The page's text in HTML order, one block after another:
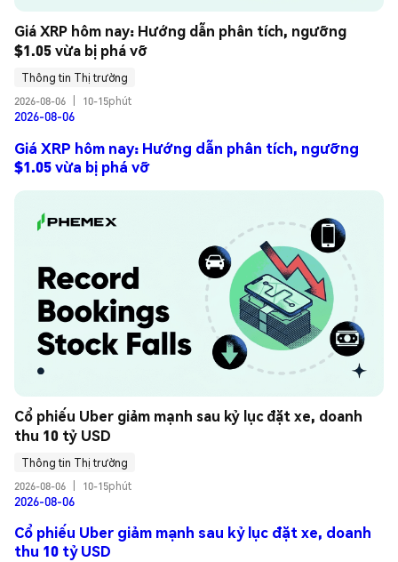
Giá XRP hôm nay: Hướng dẫn phân tích, ngưỡng
$1.05 vừa bị phá vỡ
Thông tin Thị trường
2026-08-06
10-15phút
2026-08-06
Giá XRP hôm nay: Hướng dẫn phân tích, ngưỡng
$1.05 vừa bị phá vỡ
Cổ phiếu Uber giảm mạnh sau kỷ lục đặt xe, doanh
thu 10 tỷ USD
Thông tin Thị trường
2026-08-06
10-15phút
2026-08-06
Cổ phiếu Uber giảm mạnh sau kỷ lục đặt xe, doanh
thu 10 tỷ USD